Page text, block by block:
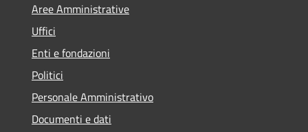
Aree Amministrative
Uffici
Enti e fondazioni
Politici
Personale Amministrativo
Documenti e dati